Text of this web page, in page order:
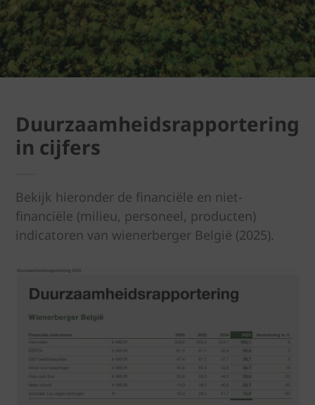
Duurzaamheidsrapportering
in cijfers
Bekijk hieronder de financiële en niet-
financiële (milieu, personeel, producten)
indicatoren van wienerberger België (2025).